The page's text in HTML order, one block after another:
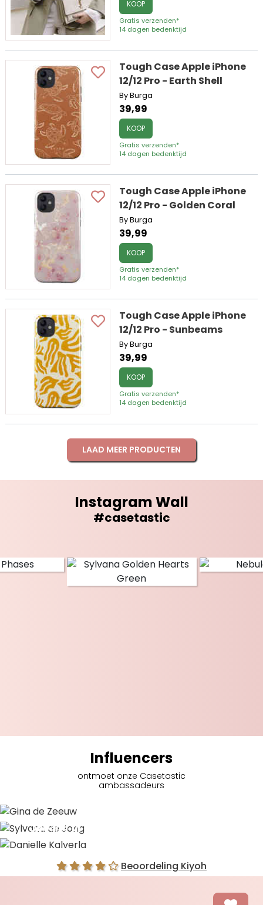
KOOP
Gratis verzenden*
14 dagen bedenktijd
Tough Case Apple iPhone
12/12 Pro - Earth Shell
By Burga
39,99
KOOP
Gratis verzenden*
14 dagen bedenktijd
Tough Case Apple iPhone
12/12 Pro - Golden Coral
By Burga
39,99
KOOP
Gratis verzenden*
14 dagen bedenktijd
Tough Case Apple iPhone
12/12 Pro - Sunbeams
By Burga
39,99
KOOP
Gratis verzenden*
14 dagen bedenktijd
LAAD MEER PRODUCTEN
Instagram Wall
#casetastic
Influencers
ontmoet onze Casetastic
ambassadeurs
Sylvana de Jong
Beoordeling Kiyoh